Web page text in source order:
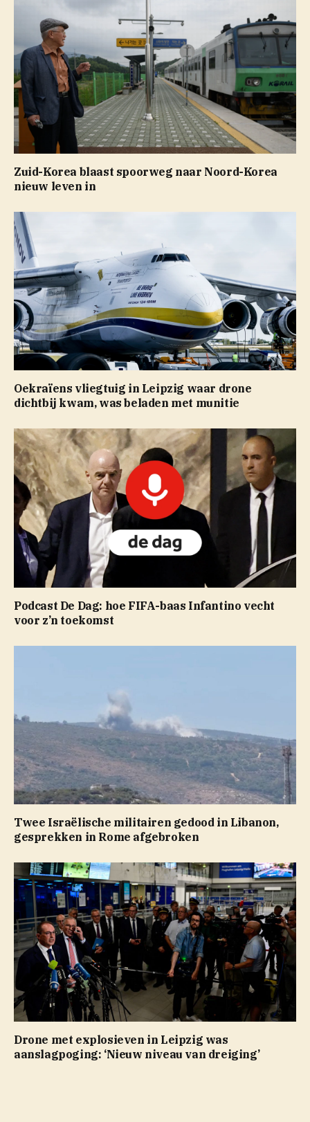
Zuid-Korea blaast spoorweg naar Noord-Korea
nieuw leven in
Oekraïens vliegtuig in Leipzig waar drone
dichtbij kwam, was beladen met munitie
Podcast De Dag: hoe FIFA-baas Infantino vecht
voor z’n toekomst
Twee Israëlische militairen gedood in Libanon,
gesprekken in Rome afgebroken
Drone met explosieven in Leipzig was
aanslagpoging: ‘Nieuw niveau van dreiging’